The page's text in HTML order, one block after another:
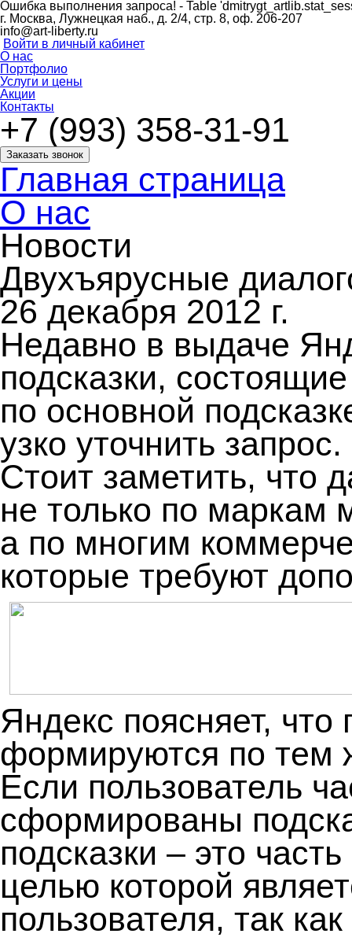
Ошибка выполнения запроса! - Table
г. Москва, Лужнецкая наб., д. 2/4, стр. 8, оф. 206-207
info@art-liberty.ru
Войти в личный кабинет
О нас
Портфолио
Услуги и цены
Акции
Контакты
+7 (993) 358-31-91
Заказать звонок
Главная страница
О нас
Новости
Двухъярусные
26 декабря 2012 г.
Недавно в выдаче
подсказки,
по основной
узко уточнить запрос.
Стоит заметить, что
не только по
а по многим
которые требуют
Яндекс поясняет, что
формируются по тем
Если пользователь
сформированы
подсказки – это
целью которой
пользователя, так